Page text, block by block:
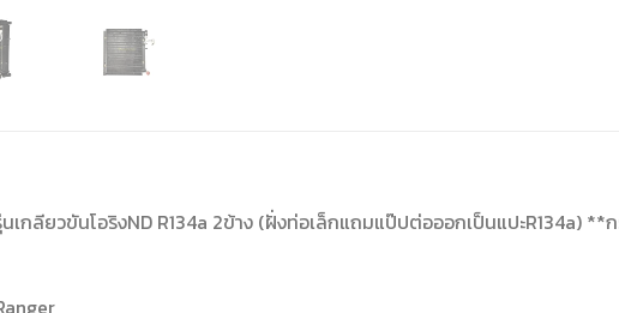
นเกลียวขันโอริงND R134a 2ข้าง (ฝั่งท่อเล็กแถมแป๊ปต่อออกเป็นแปะR134a)